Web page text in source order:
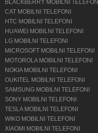
BLACKBERRY MOBILNI TELEFONI
CAT MOBILNI TELEFONI
HTC MOBILNI TELEFONI
HUAWEI MOBILNI TELEFONI
LG MOBILNI TELEFONI
MICROSOFT MOBILNI TELEFONI
MOTOROLA MOBILNI TELEFONI
NOKIA MOBILNI TELEFONI
OUKITEL MOBILNI TELEFONI
SAMSUNG MOBILNI TELEFONI
SONY MOBILNI TELEFONI
TESLA MOBILNI TELEFONI
WIKO MOBILNI TELEFONI
XIAOMI MOBILNI TELEFONI